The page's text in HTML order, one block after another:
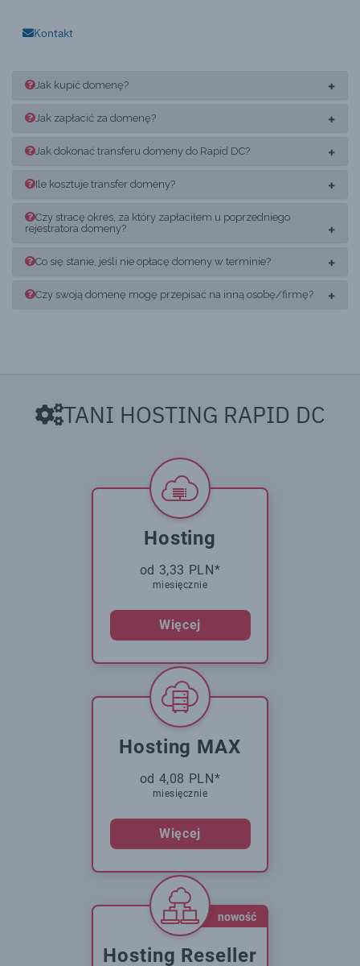
Kontakt
Jak kupić domenę?
Jak zapłacić za domenę?
Jak dokonać transferu domeny do Rapid DC?
Ile kosztuje transfer domeny?
Czy stracę okres, za który zapłaciłem u poprzedniego
rejestratora domeny?
Co się stanie, jeśli nie opłacę domeny w terminie?
Czy swoją domenę mogę przepisać na inną osobę/firmę?
TANI HOSTING RAPID DC
Hosting
od 3,33 PLN*
miesięcznie
Więcej
Hosting MAX
od 4,08 PLN*
miesięcznie
Więcej
nowość
Hosting Reseller